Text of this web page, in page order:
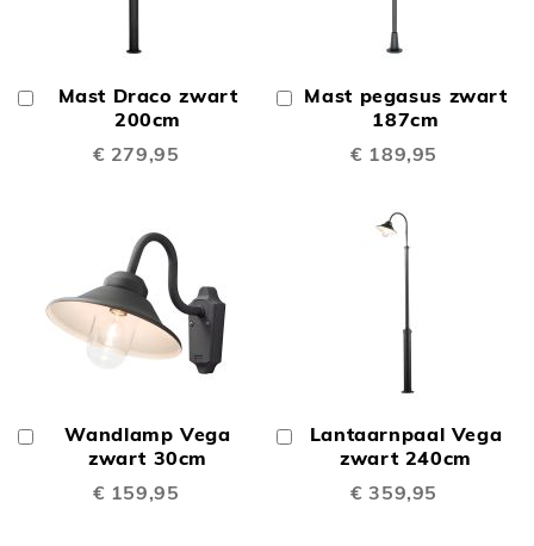
Mast Draco zwart
200cm
€ 279,95
Winkelwagen
Mast pegasus zwart
187cm
€ 189,95
In
Winkelwagen
Wandlamp Vega
zwart 30cm
€ 159,95
Winkelwagen
Lantaarnpaal Vega
zwart 240cm
€ 359,95
In
Winkelwagen